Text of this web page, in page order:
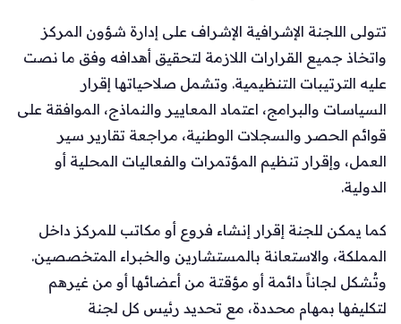
تتولى اللجنة الإشرافية الإشراف على إدارة شؤون المركز
واتخاذ جميع القرارات اللازمة لتحقيق أهدافه وفق ما نصت
عليه الترتيبات التنظيمية. وتشمل صلاحياتها إقرار
السياسات والبرامج، اعتماد المعايير والنماذج، الموافقة على
قوائم الحصر والسجلات الوطنية، مراجعة تقارير سير
العمل، وإقرار تنظيم المؤتمرات والفعاليات المحلية أو
الدولية.
كما يمكن للجنة إقرار إنشاء فروع أو مكاتب للمركز داخل
المملكة، والاستعانة بالمستشارين والخبراء المتخصصين.
وتُشكل لجاناً دائمة أو مؤقتة من أعضائها أو من غيرهم
لتكليفها بمهام محددة، مع تحديد رئيس كل لجنة